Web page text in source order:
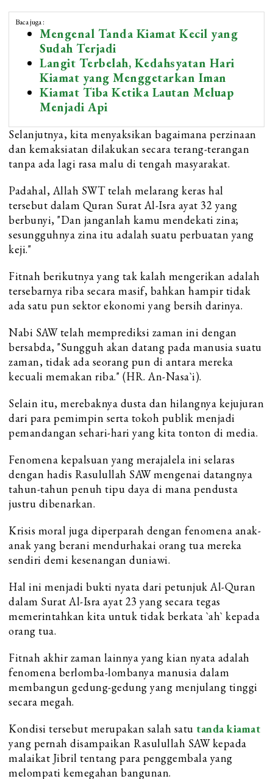
Baca juga :
Mengenal Tanda Kiamat Kecil yang
Sudah Terjadi
Langit Terbelah, Kedahsyatan Hari
Kiamat yang Menggetarkan Iman
Kiamat Tiba Ketika Lautan Meluap
Menjadi Api
Selanjutnya, kita menyaksikan bagaimana perzinaan
dan kemaksiatan dilakukan secara terang-terangan
tanpa ada lagi rasa malu di tengah masyarakat.
Padahal, Allah SWT telah melarang keras hal
tersebut dalam Quran Surat Al-Isra ayat 32 yang
berbunyi, "Dan janganlah kamu mendekati zina;
sesungguhnya zina itu adalah suatu perbuatan yang
keji."
Fitnah berikutnya yang tak kalah mengerikan adalah
tersebarnya riba secara masif, bahkan hampir tidak
ada satu pun sektor ekonomi yang bersih darinya.
Nabi SAW telah memprediksi zaman ini dengan
bersabda, "Sungguh akan datang pada manusia suatu
zaman, tidak ada seorang pun di antara mereka
kecuali memakan riba." (HR. An-Nasa`i).
Selain itu, merebaknya dusta dan hilangnya kejujuran
dari para pemimpin serta tokoh publik menjadi
pemandangan sehari-hari yang kita tonton di media.
Fenomena kepalsuan yang merajalela ini selaras
dengan hadis Rasulullah SAW mengenai datangnya
tahun-tahun penuh tipu daya di mana pendusta
justru dibenarkan.
Krisis moral juga diperparah dengan fenomena anak-
anak yang berani mendurhakai orang tua mereka
sendiri demi kesenangan duniawi.
Hal ini menjadi bukti nyata dari petunjuk Al-Quran
dalam Surat Al-Isra ayat 23 yang secara tegas
memerintahkan kita untuk tidak berkata `ah` kepada
orang tua.
Fitnah akhir zaman lainnya yang kian nyata adalah
fenomena berlomba-lombanya manusia dalam
membangun gedung-gedung yang menjulang tinggi
secara megah.
Kondisi tersebut merupakan salah satu tanda kiamat
yang pernah disampaikan Rasulullah SAW kepada
malaikat Jibril tentang para penggembala yang
melompati kemegahan bangunan.